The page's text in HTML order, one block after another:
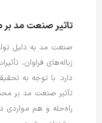
تاثیر صنعت مد
صنعت مد به دلیل
زباله‌های فراوان،
دارد. با توجه به
تأثیر صنعت مد بر
راه‌حله و هم